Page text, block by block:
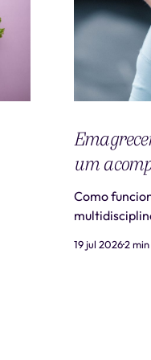
um
Como
profissional.
19 jul 20262